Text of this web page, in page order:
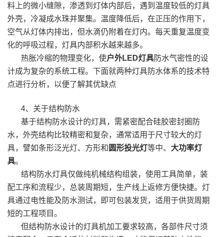
料上的微小缝隙，渗透到灯体内部后，遇到温度较低的灯具
外壳，冷凝成水珠并聚集。温度降低后，在正压的作用下，
空气从灯体内排出，但水滴仍附着在灯内。每天重复温度变
化的呼吸过程，灯具内部积水越来越多。
热胀冷缩的物理变化，使户外LED灯具防水气密性的设
计成为复杂的系统工程。下面就两种灯具防水体系的技术特
点进行分析，以便了解其优缺点
4、关于结构防水
基于结构防水设计的灯具，需紧密配合硅胶密封圈防
水，外壳结构比较精密和复杂，通常适用于尺寸较大的灯
具，譬如条形泛光灯、方形和 圆形投光灯等中、 大功率灯
具。
结构防水灯具仅做纯机械结构组装，使用工具简单，装
配工序和流程少，总装周期短，生产线上返修方便快捷。灯
具通过电性能及防水测试，即可包装发货，适用于供货周期
短的工程项目。
但结构防水设计的灯具机加工要求较高，各部件尺寸须